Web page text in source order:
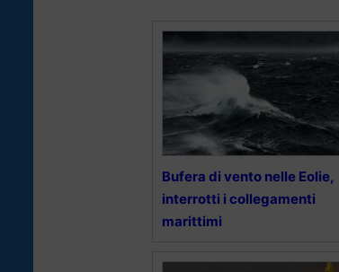
Bufera di vento nelle Eolie,
interrotti i collegamenti
marittimi